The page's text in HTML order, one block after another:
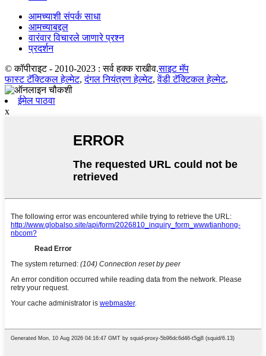
आमच्याशी संपर्क साधा
आमच्याबद्दल
वारंवार विचारले जाणारे प्रश्न
प्रदर्शन
© कॉपीराइट - 2010-2023 : सर्व हक्क राखीव.साइट मॅप
फास्ट टॅक्टिकल हेल्मेट,दंगल नियंत्रण हेल्मेट,वेंडी टॅक्टिकल हेल्मेट,
ईमेल पाठवा
x